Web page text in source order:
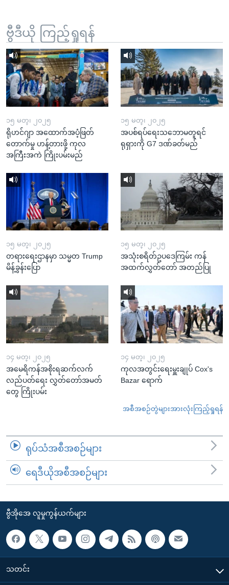
နေရာ
သို့
ကျော်
ရန်
ဗွီဒီယို ကြည့်ရှုရန်
၁၅ မတ္၊ ၂၀၂၅
ရိုဟင်ဂျာ အထောက်အပံ့ဖြတ်
တောက်မှု ဟန့်တားဖို့ ကုလ
အကြီးအကဲ ကြိုးပမ်းမည်
၁၅ မတ္၊ ၂၀၂၅
အပစ်ရပ်ရေးသဘောမတူရင်
ရုရှားကို G7 ဒဏ်ခတ်မည်
၁၅ မတ္၊ ၂၀၂၅
တရားရေးဌာနမှာ သမ္မတ Trump
မိန့်ခွန်းပြော
၁၅ မတ္၊ ၂၀၂၅
အသုံးစရိတ်ဥပဒေကြမ်း ကန်
အထက်လွှတ်တော် အတည်ပြု
၁၄ မတ္၊ ၂၀၂၅
အမေရိကန်အစိုးရဆက်လက်
လည်ပတ်ရေး လွှတ်တော်အမတ်
တွေ ကြိုးပမ်း
၁၄ မတ္၊ ၂၀၂၅
ကုလအတွင်းရေးမှူးချုပ် Cox's
Bazar ရောက်
အစီအစဉ်တွဲများအားလုံးကြည့်ရှုရန်
ရုပ်သံအစီအစဉ်များ
ရေဒီယိုအစီအစဉ်များ
ဗွီအိုအေ လူမှုကွန်ယက်များ
သတင်း